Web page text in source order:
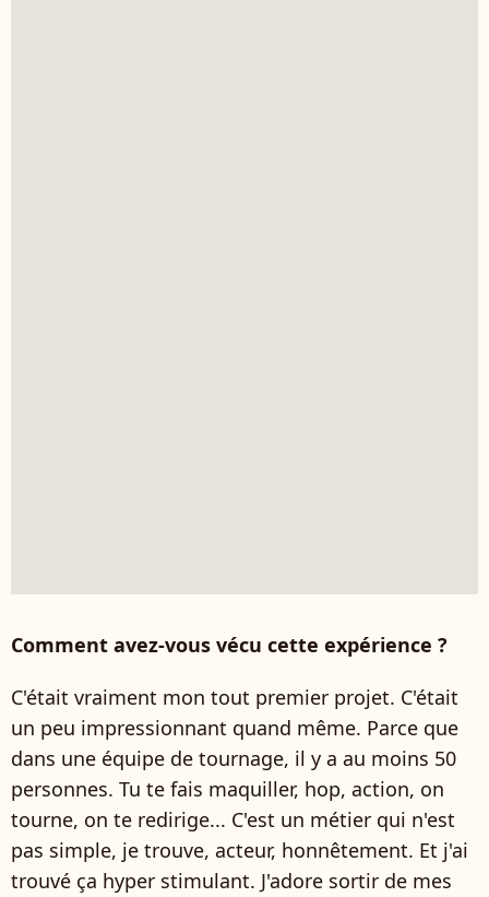
Comment avez-vous vécu cette expérience ?
C'était vraiment mon tout premier projet. C'était
un peu impressionnant quand même. Parce que
dans une équipe de tournage, il y a au moins 50
personnes. Tu te fais maquiller, hop, action, on
tourne, on te redirige... C'est un métier qui n'est
pas simple, je trouve, acteur, honnêtement. Et j'ai
trouvé ça hyper stimulant. J'adore sortir de mes